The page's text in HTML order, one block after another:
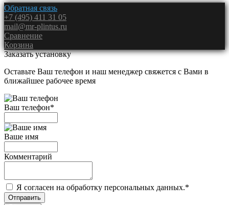
Обратная связь
+7 (495) 411 31 05
mail@mr-plintus.ru
Сравнение
Корзина
Заказать установку
Оставьте Ваш телефон и наш менеджер свяжется с Вами в
ближайшее рабочее время
Ваш телефон*
Ваше имя
Комментарий
Я согласен на обработку персональных данных.*